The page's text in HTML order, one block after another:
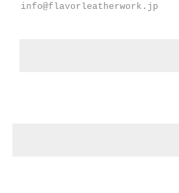
info@flavorleatherwork.jp